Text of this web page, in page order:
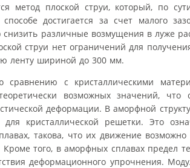
метод плоской струи, который, по
достигается за счет малого
различные возмущения в луже
струи нет ограничений для
ленту шириной до 300 мм.
с кристаллическими
возможных значений,
деформации. В аморфной
кристаллической решетки. Это
такова, что их движение
того, в аморфных сплавах предел
деформационного упрочнения.